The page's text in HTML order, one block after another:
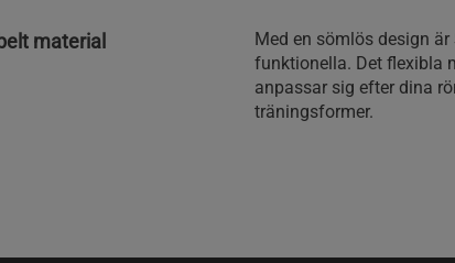
material
Med en sömlös design
funktionella. Det flexibla
anpassar sig efter dina
träningsformer.